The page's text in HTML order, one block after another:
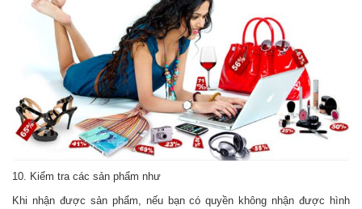
10. Kiểm tra các sản phẩm như
Khi nhận được sản phẩm, nếu bạn có quyền không nhận được hình